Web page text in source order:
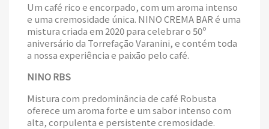
Um café rico e encorpado, com um aroma intenso
e uma cremosidade única. NINO CREMA BAR é uma
mistura criada em 2020 para celebrar o 50º
aniversário da Torrefação Varanini, e contém toda
a nossa experiência e paixão pelo café.
NINO RBS
Mistura com predominância de café Robusta
oferece um aroma forte e um sabor intenso com
alta, corpulenta e persistente cremosidade.